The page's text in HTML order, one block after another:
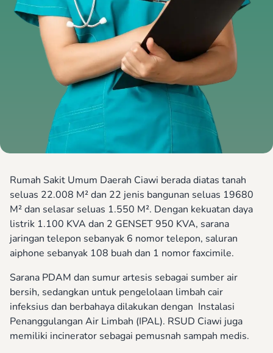
Rumah Sakit Umum Daerah Ciawi berada diatas tanah
seluas 22.008 M² dan 22 jenis bangunan seluas 19680
M² dan selasar seluas 1.550 M². Dengan kekuatan daya
listrik 1.100 KVA dan 2 GENSET 950 KVA, sarana
jaringan telepon sebanyak 6 nomor telepon, saluran
aiphone sebanyak 108 buah dan 1 nomor faxcimile.
Sarana PDAM dan sumur artesis sebagai sumber air
bersih, sedangkan untuk pengelolaan limbah cair
infeksius dan berbahaya dilakukan dengan Instalasi
Penanggulangan Air Limbah (IPAL). RSUD Ciawi juga
memiliki incinerator sebagai pemusnah sampah medis.